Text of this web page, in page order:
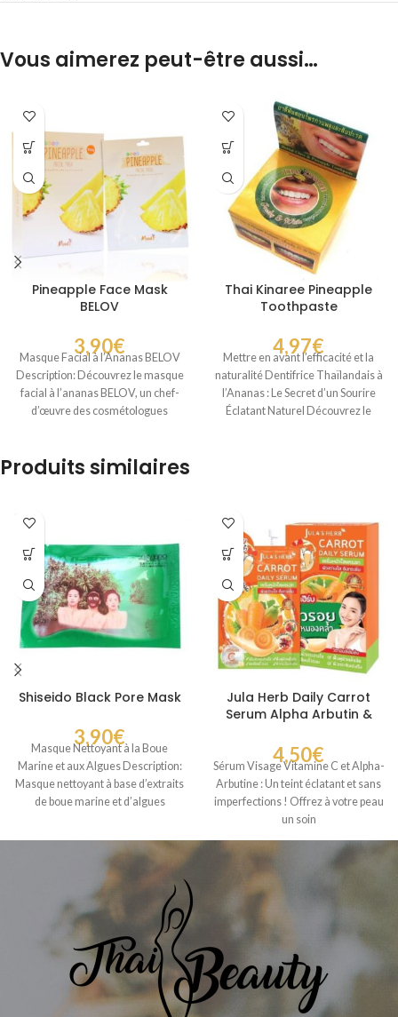
Vous aimerez peut-être aussi…
Pineapple Face Mask
BELOV
3,90€
Masque Facial à l’Ananas BELOV
Description: Découvrez le masque
facial à l’ananas BELOV, un chef-
d’œuvre des cosmétologues
Thai Kinaree Pineapple
Toothpaste
4,97€
Mettre en avant l’efficacité et la
naturalité Dentifrice Thaïlandais à
l’Ananas : Le Secret d’un Sourire
Éclatant Naturel Découvrez le
Produits similaires
Shiseido Black Pore Mask
3,90€
Masque Nettoyant à la Boue
Marine et aux Algues Description:
Masque nettoyant à base d’extraits
de boue marine et d’algues
Jula Herb Daily Carrot
Serum Alpha Arbutin &
4,50€
Sérum Visage Vitamine C et Alpha-
Arbutine : Un teint éclatant et sans
imperfections ! Offrez à votre peau
un soin